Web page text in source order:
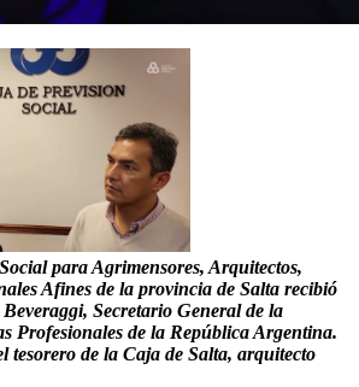
para Agrimensores, Arquitectos,
Afines de la provincia de Salta recibió
Secretario General de la
Profesionales de la República Argentina.
tesorero de la Caja de Salta, arquitecto